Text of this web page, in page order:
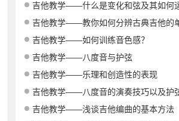
吉他教学——什么是变化和弦及其如何运用
吉他教学——教你如何分辨古典吉他的单板与合板
吉他教学——如何训练音色感？
吉他教学——八度音与护弦
吉他教学——乐理和创造性的表现
吉他教学——八度音的演奏技巧以及护弦要
吉他教学——浅谈吉他编曲的基本方法